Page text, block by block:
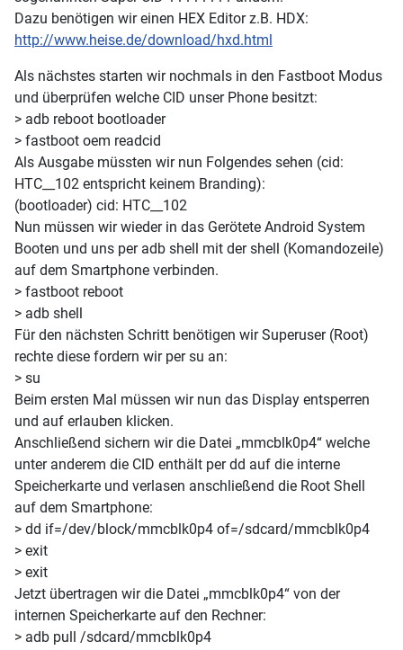
Dazu benötigen wir einen HEX Editor z.B. HDX:
http://www.heise.de/download/hxd.html
Als nächstes starten wir nochmals in den Fastboot Modus
und überprüfen welche CID unser Phone besitzt:
> adb reboot bootloader
> fastboot oem readcid
Als Ausgabe müssten wir nun Folgendes sehen (cid:
HTC__102 entspricht keinem Branding):
(bootloader) cid: HTC__102
Nun müssen wir wieder in das Gerötete Android System
Booten und uns per adb shell mit der shell (Komandozeile)
auf dem Smartphone verbinden.
> fastboot reboot
> adb shell
Für den nächsten Schritt benötigen wir Superuser (Root)
rechte diese fordern wir per su an:
> su
Beim ersten Mal müssen wir nun das Display entsperren
und auf erlauben klicken.
Anschließend sichern wir die Datei „mmcblk0p4“ welche
unter anderem die CID enthält per dd auf die interne
Speicherkarte und verlasen anschließend die Root Shell
auf dem Smartphone:
> dd if=/dev/block/mmcblk0p4 of=/sdcard/mmcblk0p4
> exit
> exit
Jetzt übertragen wir die Datei „mmcblk0p4“ von der
internen Speicherkarte auf den Rechner:
> adb pull /sdcard/mmcblk0p4